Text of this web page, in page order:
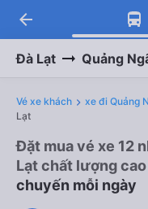
arrow_back
Đà Lạt Quảng
Vé xe khách xe đi Quảng
Lạt
Đặt mua vé xe 12
Lạt chất lượng
chuyến mỗi ngày